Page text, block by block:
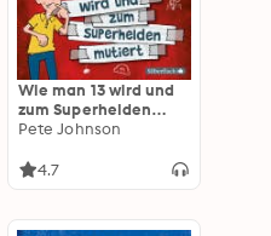
Wie man 13 wird und
zum Superhelden
mutiert (Wie man 13
Pete Johnson
4.7